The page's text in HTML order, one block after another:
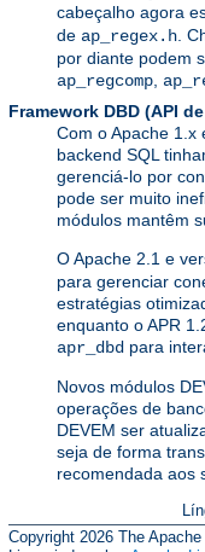
cabeçalho agora
de ap_regex.h .
por diante podem
ap_regcomp
Framework DBD (API
Com o Apache 1.x
backend SQL
gerenciá-lo por
pode ser muito
módulos mantêm
O Apache 2.1 e
para gerenciar
estratégias
enquanto o APR
apr_dbd para
Novos módulos
operações de
DEVEM ser
seja de forma
recomendada aos
Copyright 2026 The